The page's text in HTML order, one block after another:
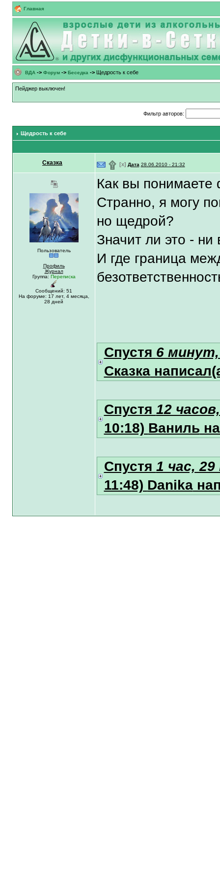
Главная
ВДА-> Форум-> Беседка -> Щедрость к себе
Пейджер выключен!
Фильтр авторов:
Щедрость к себе
Сказка ۩ [x] Дата 28.06.2010 - 21:32
Пользователь
Профиль
Журнал
Группа: Переписка
Сообщений: 51
На форуме: 17 лет, 4 месяца,
28 дней
Как вы
Странно, я могу
но щедрой?
Значит ли это - ни
И где граница
Спустя 6 минут,
Сказка
Спустя 12
10:18) Ваниль
Спустя 1 час,
11:48) Danika